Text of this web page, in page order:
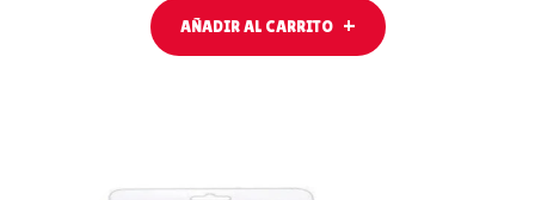
AÑADIR AL CARRITO